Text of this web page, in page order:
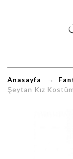
Anasayfa →
Şeytan Kız